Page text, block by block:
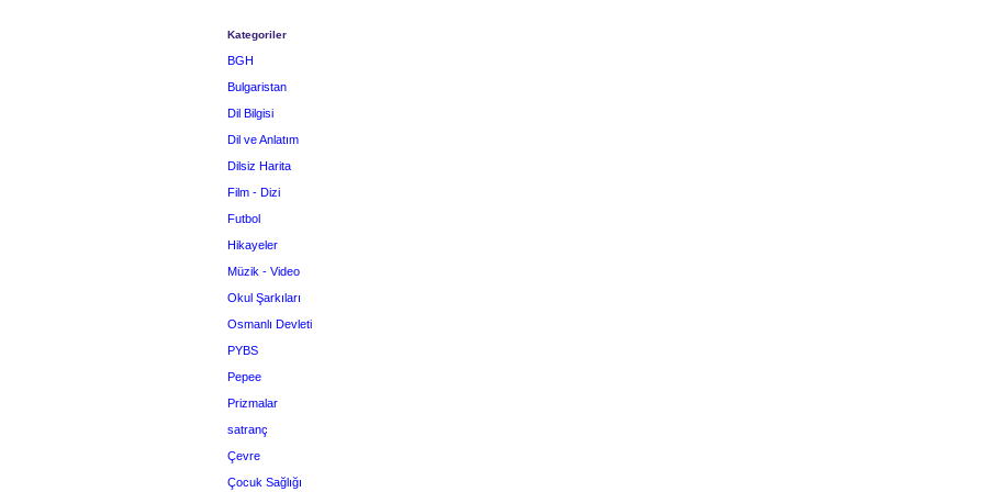
Kategoriler
BGH
Bulgaristan
Dil Bilgisi
Dil ve Anlatım
Dilsiz Harita
Film - Dizi
Futbol
Hikayeler
Müzik - Video
Okul Şarkıları
Osmanlı Devleti
PYBS
Pepee
Prizmalar
satranç
Çevre
Çocuk Sağlığı